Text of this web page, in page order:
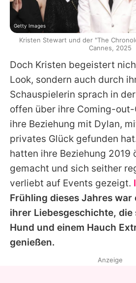
Doch Kristen begeistert
Look, sondern auch durch
Schauspielerin sprach in
offen über ihre Coming-
ihre Beziehung mit Dylan,
privates Glück gefunden
hatten ihre Beziehung 2019
gemacht und sich seither
verliebt auf Events gezeigt.
Frühling dieses Jahres war
ihrer Liebesgeschichte, die
Hund und einem Hauch
genießen.
Getty Images
Kristen Stewart und der "The
Cannes, 2025
Anzeige